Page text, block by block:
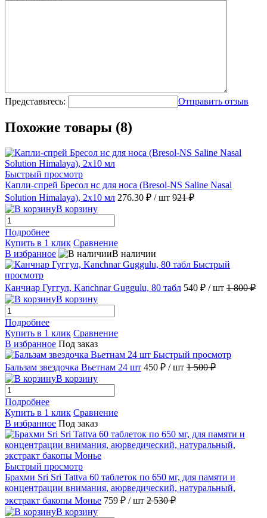
Представьтесь: Отправить отзыв
Похожие товары (8)
Быстрый просмотр
Капли-спрей Бресол нс для носа (Bresol-NS Saline Nasal
Solution Himalaya), 2х10 мл 276.30 ₽ / шт 921 ₽
В корзину
Подробнее
Купить в 1 клик Сравнение
В избранное
В наличии
Быстрый
просмотр
Канчнар Гуггул, Kanchnar Guggulu, 80 табл 540 ₽ / шт 1 800 ₽
В корзину
Подробнее
Купить в 1 клик Сравнение
В избранное Под заказ
Быстрый просмотр
Бальзам звездочка Вьетнам 24 шт 450 ₽ / шт 1 500 ₽
В корзину
Подробнее
Купить в 1 клик Сравнение
В избранное Под заказ
Быстрый просмотр
Брахми Sri Sri Tattva 60 таблеток по 650 мг, для памяти и
концентрации внимания, аюрведический, натуральный,
экстракт бакопы Монье 759 ₽ / шт 2 530 ₽
В корзину